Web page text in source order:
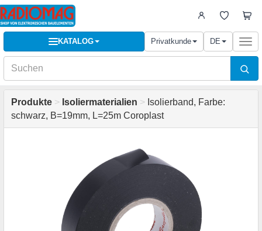
KATALOG Privatkunde DE
Produkte > Isoliermaterialien > Isolierband, Farbe:
schwarz, B=19mm, L=25m Coroplast